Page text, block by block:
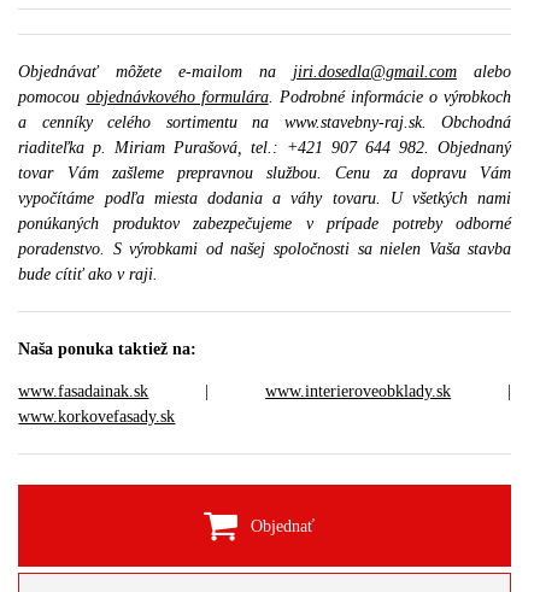
Objednávať môžete e-mailom na jiri.dosedla@gmail.comalebo
pomocou objednávkového formulára. Podrobné informácie o výrobkoch
a cenníky celého sortimentu na www.stavebny-raj.sk. Obchodná
riaditeľka p. Miriam Purašová, tel.: +421 907 644 982. Objednaný
tovar Vám zašleme prepravnou službou. Cenu za dopravu Vám
vypočítáme podľa miesta dodania a váhy tovaru. U všetkých nami
ponúkaných produktov zabezpečujeme v prípade potreby odborné
poradenstvo. S výrobkami od našej spoločnosti sa nielen Vaša stavba
bude cítiť ako v raji.
Naša ponuka taktiež na:
www.fasadainak.sk |www.interieroveobklady.sk |
www.korkovefasady.sk
Objednať